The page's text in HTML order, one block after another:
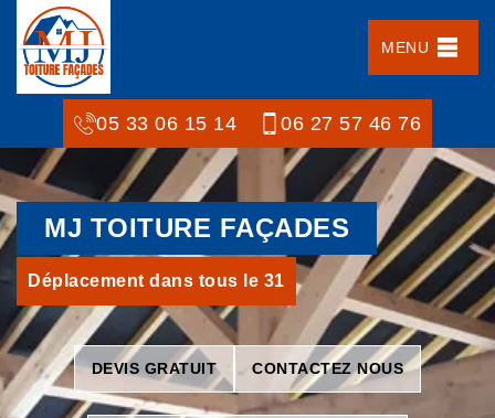
MENU
05 33 06 15 14 06 27 57 46 76
MJ TOITURE FAÇADES
Déplacement dans tous le 31
DEVIS GRATUIT CONTACTEZ NOUS